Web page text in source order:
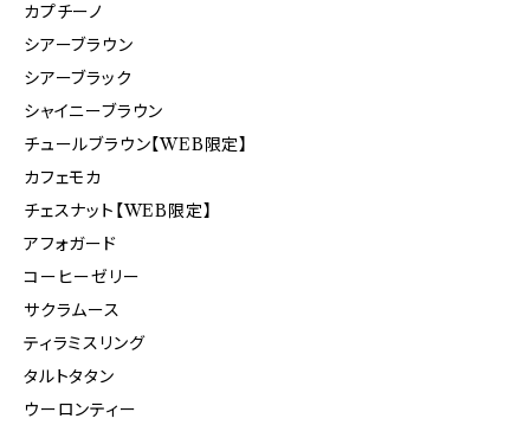
カプチーノ
シアーブラウン
シアーブラック
シャイニーブラウン
チュールブラウン【WEB限定】
カフェモカ
チェスナット【WEB限定】
アフォガード
コーヒーゼリー
サクラムース
ティラミスリング
タルトタタン
ウーロンティー